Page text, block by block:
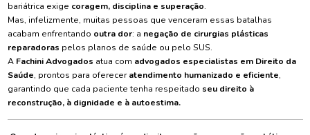
bariátrica exige coragem, disciplina e superação.
Mas, infelizmente, muitas pessoas que venceram essas batalhas
acabam enfrentando outra dor: a negação de cirurgias plásticas
reparadoras pelos planos de saúde ou pelo SUS.
A Fachini Advogados atua com advogados especialistas em Direito da
Saúde, prontos para ofereceratendimento humanizado e eficiente,
garantindo que cada paciente tenha respeitado seu direito à
reconstrução, à dignidade e à autoestima.